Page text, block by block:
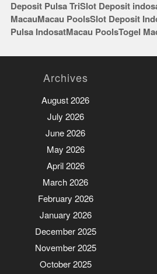
Deposit Pulsa TriSlot Deposit
MacauMacau PoolsSlot Deposit
Pulsa IndosatMacau PoolsTogel
Archives
August 2026
July 2026
June 2026
May 2026
April 2026
March 2026
February 2026
January 2026
December 2025
November 2025
October 2025